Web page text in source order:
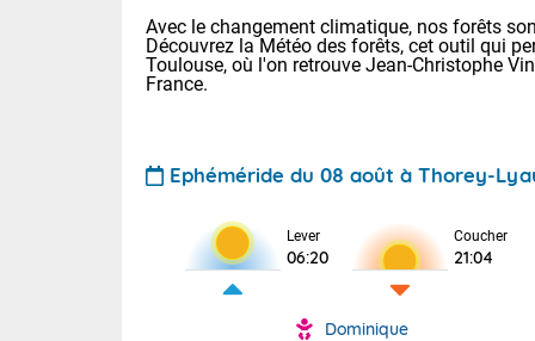
Avec le changement climatique, nos forêts
Découvrez la Météo des forêts, cet outil qui
Toulouse, où l'on retrouve Jean-Christophe
France.
Ephéméride du 08 août à Thorey-
Lever
06:20
Coucher
21:04
Dominique
Voici les
29/16 Paris :
Clermont-Fd
Limoges :
Lille : 28/15